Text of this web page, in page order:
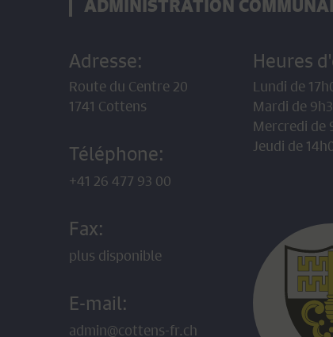
ADMINISTRATION
Heures
Lundi de
Mardi de
Mercredi de
Jeudi de
Adresse:
Route du Centre 20
1741 Cottens
Téléphone:
+41 26 477 93 00
Fax:
plus disponible
E-mail:
admin@cottens-fr.ch